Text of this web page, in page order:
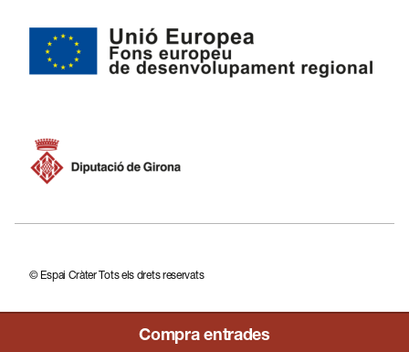
Compra entrades
© Espai Cràter Tots els drets reservats